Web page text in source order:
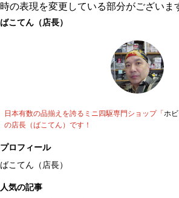
時の表現を変更している部分がございま
ばこてん（店長）
日本有数の品揃えを誇るミニ四駆専門ショップ「 ホ
の店長（ばこてん）です！
プロフィール
ばこてん（店長）
人気の記事